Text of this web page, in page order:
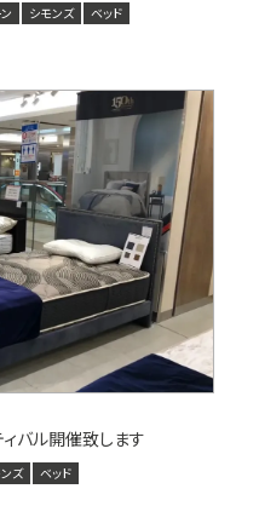
シモンズ ベッド
ィバル開催致します
ズ ベッド